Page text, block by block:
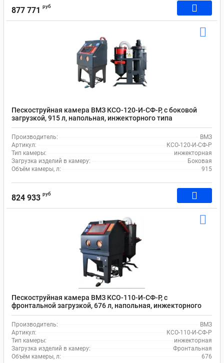
877 771 руб
Пескоструйная камера ВМЗ КСО-120-И-СФ-Р, с боковой
загрузкой, 915 л, напольная, инжекторного типа
Производитель:
ВМЗ
Артикул:
КСО-120-И-СФ-Р
Тип камеры:
инжекторная
Загрузка изделий в камеру:
Боковая
Объём камеры, л:
915
824 933 руб
Пескоструйная камера ВМЗ КСО-110-И-СФ-Р, с
фронтальной загрузкой, 676 л, напольная, инжекторного
типа
Производитель:
ВМЗ
Артикул:
КСО-110-И-СФ-Р
Тип камеры:
инжекторная
Загрузка изделий в камеру:
Фронтальная
Объём камеры, л:
676